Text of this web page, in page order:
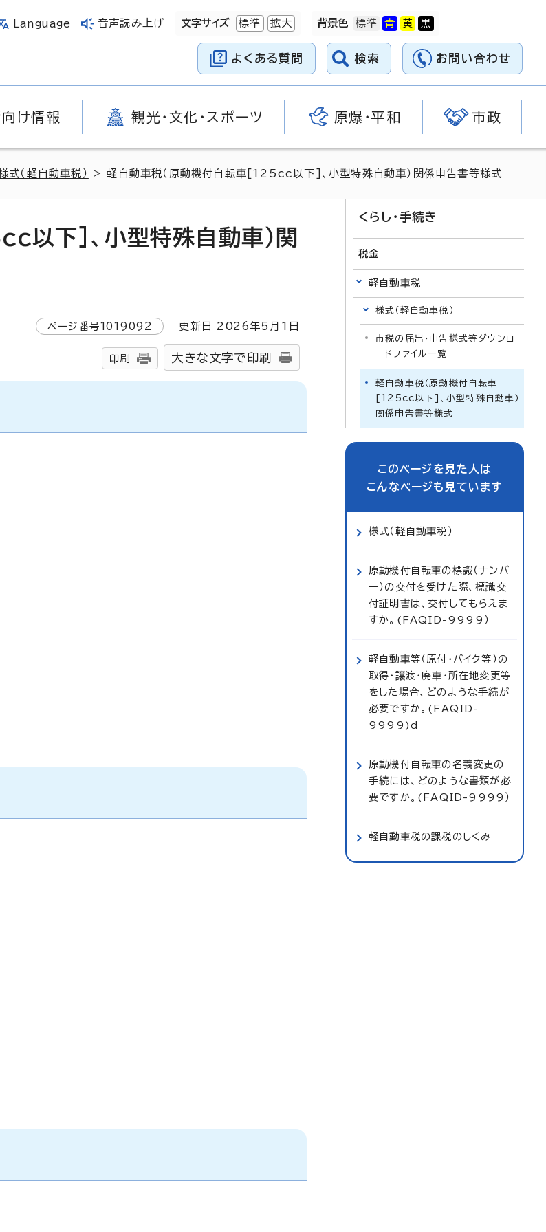
Language 音声読み上げ 文字サイズ 標準 拡大 背景色
よくある質問 検索 お問い合わせ
け情報 観光・文化・スポーツ 原爆・平和 市政
式（軽自動車税） > 軽自動車税（原動機付自転車[125cc以下]、小型特殊自動車）関係申告書等様式
以下]、小型特殊自動車）関
ページ番号1019092 更新日 2026年5月1日
印刷 大きな文字で印刷
くらし・手続き
税金
軽自動車税
様式（軽自動車税）
市税の届出・申告様式等ダウンロ
ードファイル一覧
軽自動車税（原動機付自転車
[125cc以下]、小型特殊自動車）
関係申告書等様式
このページを見た人は
こんなページも見ています
様式（軽自動車税）
原動機付自転車の標識（ナンバ
ー）の交付を受けた際、標識交
付証明書は、交付してもらえま
すか。(FAQID-9999）
軽自動車等（原付・バイク等）の
取得・譲渡・廃車・所在地変更等
をした場合、どのような手続が
必要ですか。(FAQID-
9999)d
原動機付自転車の名義変更の
手続には、どのような書類が必
要ですか。(FAQID-9999）
軽自動車税の課税のしくみ